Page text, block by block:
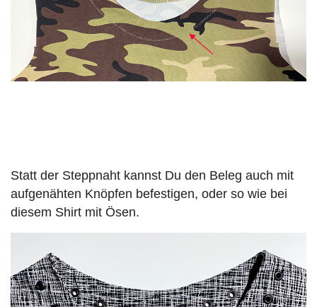
Statt der Steppnaht kannst Du den Beleg auch mit
aufgenähten Knöpfen befestigen, oder so wie bei
diesem Shirt mit Ösen.